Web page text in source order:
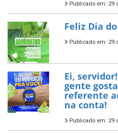
Publicado em: 29
Feliz Dia
Publicado em: 29
Ei,
gente
referente
na conta!
Publicado em: 29